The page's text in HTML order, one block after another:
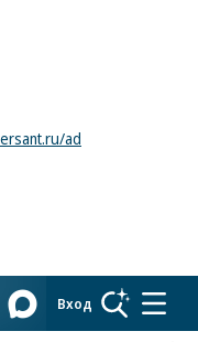
ad
Вход